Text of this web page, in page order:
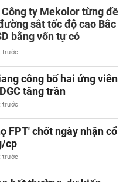
ty Mekolor từng đề
sắt tốc độ cao Bắc
bằng vốn tự có
trước
công bố hai ứng viên
tăng trần
trước
FPT' chốt ngày nhận cổ
cp
trước